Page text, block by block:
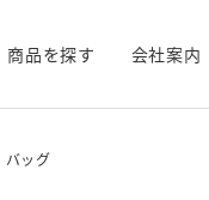
商品を探す 会社案内
バッグ